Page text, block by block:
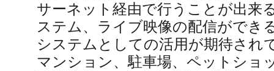
サーネット経由で行うことが出来
ステム、ライブ映像の配信ができ
システムとしての活用が期待され
マンション、駐車場、ペットショ